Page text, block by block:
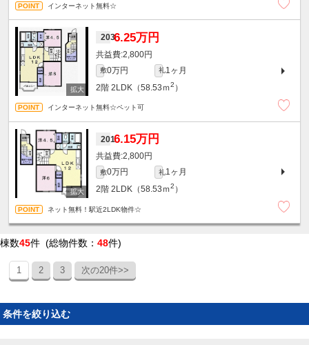
インターネット無料☆
2036.25万円
2,800円
敷0万円 礼1ヶ月
2階 2LDK（58.53ｍ2 ）
インターネット無料☆ペット可
2016.15万円
2,800円
敷0万円 礼1ヶ月
2階 2LDK（58.53ｍ2 ）
ネット無料！駅近2LDK物件☆
棟数45件 (総物件数： 48件)
1 2 3 次の20件>>
条件を絞り込む